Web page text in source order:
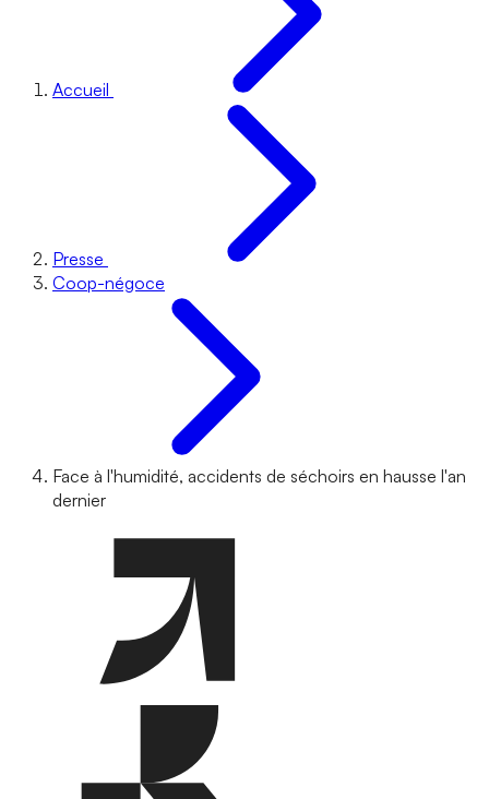
Accueil
Presse
Coop-négoce
Face à l'humidité, accidents de séchoirs en hausse l'an
dernier